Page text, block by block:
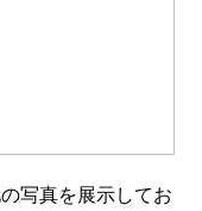
写真を展示してお